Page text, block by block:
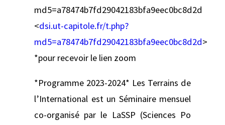
md5=a78474b7fd29042183bfa9eec0bc8d2d
<dsi.ut-capitole.fr/t.php?
md5=a78474b7fd29042183bfa9eec0bc8d2d>
*pour recevoir le lien zoom
*Programme 2023-2024* Les Terrains de
l’International est un Séminaire mensuel
co-organisé par le LaSSP (Sciences Po